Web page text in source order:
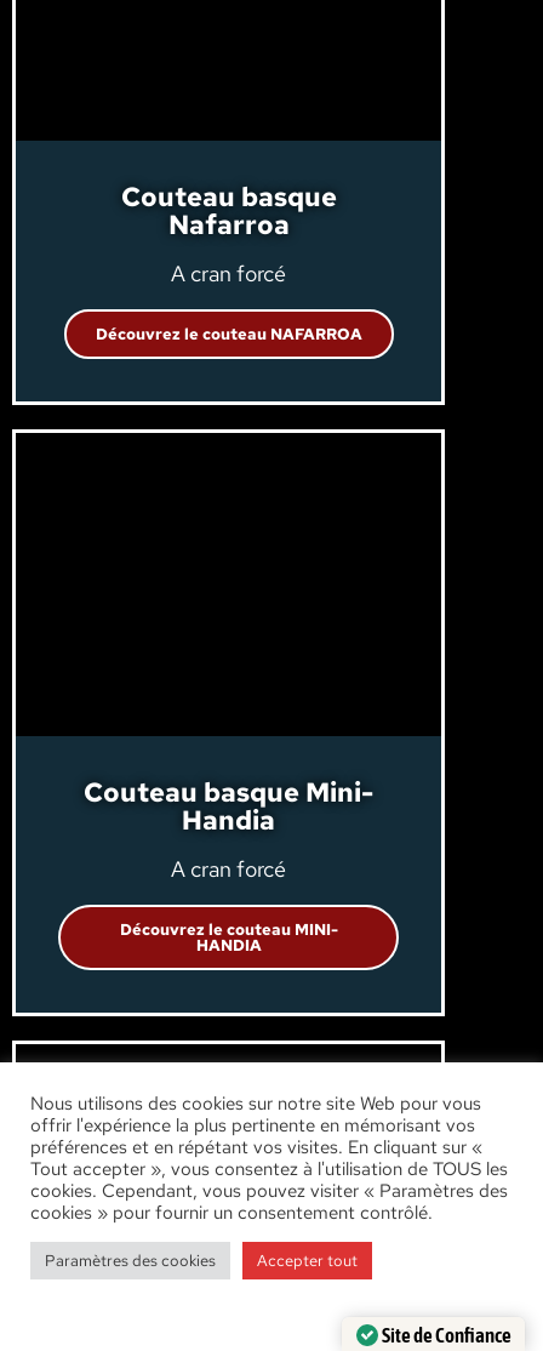
Couteau basque
Nafarroa
A cran forcé
Découvrez le couteau NAFARROA
Couteau basque Mini-
Handia
A cran forcé
Découvrez le couteau MINI-
HANDIA
Nous utilisons des cookies sur notre site Web pour vous
offrir l'expérience la plus pertinente en mémorisant vos
préférences et en répétant vos visites. En cliquant sur «
Tout accepter », vous consentez à l'utilisation de TOUS les
cookies. Cependant, vous pouvez visiter « Paramètres des
cookies » pour fournir un consentement contrôlé.
Paramètres des cookies Accepter tout
Site de Confiance